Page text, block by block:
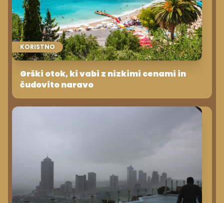
KORISTNO
Grški otok, ki vabi z nizkimi cenami in
čudovito naravo